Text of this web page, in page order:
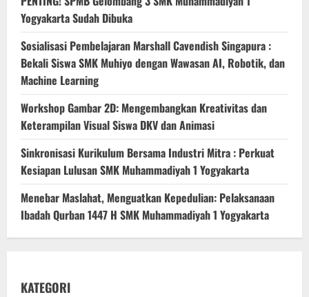
Yogyakarta Sudah Dibuka
Sosialisasi Pembelajaran Marshall Cavendish Singapura :
Bekali Siswa SMK Muhiyo dengan Wawasan AI, Robotik, dan
Machine Learning
Workshop Gambar 2D: Mengembangkan Kreativitas dan
Keterampilan Visual Siswa DKV dan Animasi
Sinkronisasi Kurikulum Bersama Industri Mitra : Perkuat
Kesiapan Lulusan SMK Muhammadiyah 1 Yogyakarta
Menebar Maslahat, Menguatkan Kepedulian: Pelaksanaan
Ibadah Qurban 1447 H SMK Muhammadiyah 1 Yogyakarta
KATEGORI